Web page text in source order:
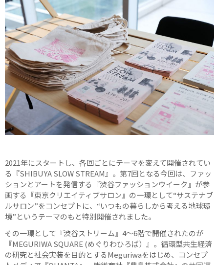
2021年にスタートし、各回ごとにテーマを変えて開催されてい
る『SHIBUYA SLOW STREAM』。第7回となる今回は、ファッ
ションとアートを発信する『渋谷ファッションウイーク』が参
画する『東京クリエイティブサロン』の一環として“サステナブ
ルサロン”をコンセプトに、“いつもの暮らしから考える地球環
境”というテーマのもと特別開催されました。
その一環として『渋谷ストリーム』4〜6階で開催されたのが
『MEGURIWA SQUARE (めぐりわひろば）』。循環型共生経済
の研究と社会実装を目的とするMeguriwaをはじめ、コンセプ